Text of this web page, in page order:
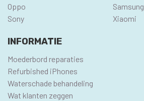
Oppo
Samsung
Sony
Xiaomi
INFORMATIE
Moederbord reparaties
Refurbished iPhones
Waterschade behandeling
Wat klanten zeggen